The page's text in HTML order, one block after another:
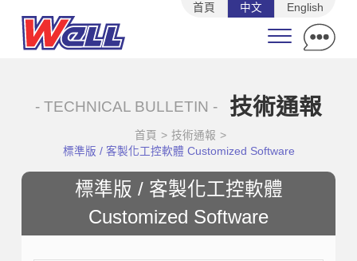
首頁 中文 English
- TECHNICAL BULLETIN - 技術通報
首頁 > 技術通報 >
標準版 / 客製化工控軟體 Customized Software
標準版 / 客製化工控軟體
Customized Software